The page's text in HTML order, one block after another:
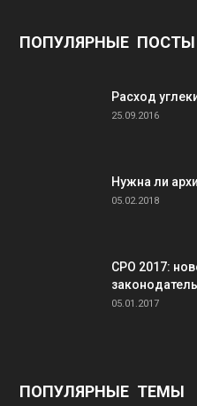
ПОПУЛЯРНЫЕ ПОСТЫ
Расход
25.09.2016
Нужна ли
05.02.2018
СРО 2017:
05.01.2017
ПОПУЛЯРНЫЕ ТЕМЫ